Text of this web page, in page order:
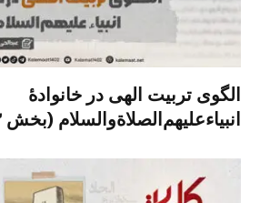
الگوی تربیت الهی در خانوادۀ
انبیاءعلیهم‌الصلاةو‌السلام (بخش ۱۱۳)